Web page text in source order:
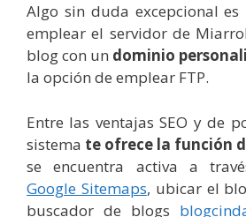
Algo sin duda excepcional
emplear el servidor de
blog con un dominio
la opción de emplear FTP.
Entre las ventajas SEO y de
sistema te ofrece la función
se encuentra activa a
Google Sitemaps, ubicar el
buscador de blogs